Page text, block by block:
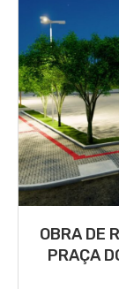
OBRA DE
PRAÇA